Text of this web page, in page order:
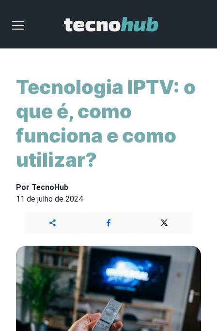
Tecnologia IPTV: o
que é, como
funciona e como
utilizar?
Por TecnoHub
11 de julho de 2024